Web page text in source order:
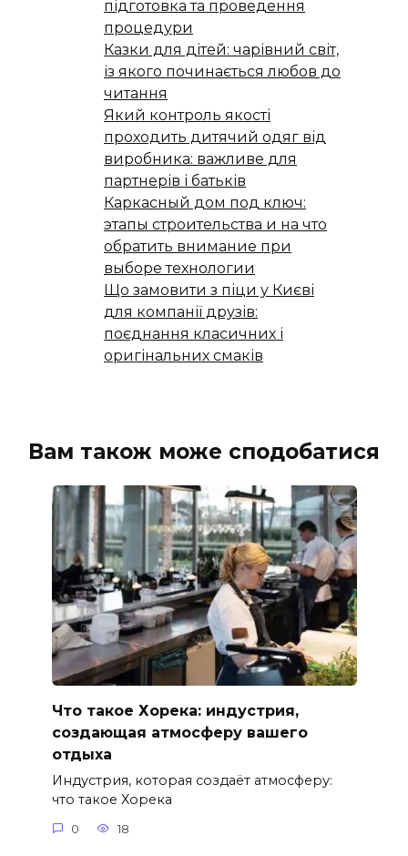
підготовка та проведення
процедури
Казки для дітей: чарівний світ,
із якого починається любов до
читання
Який контроль якості
проходить дитячий одяг від
виробника: важливе для
партнерів і батьків
Каркасный дом под ключ:
этапы строительства и на что
обратить внимание при
выборе технологии
Що замовити з піци у Києві
для компанії друзів:
поєднання класичних і
оригінальних смаків
Вам також може сподобатися
Что такое Хорека: индустрия,
создающая атмосферу вашего
отдыха
Индустрия, которая создаёт атмосферу:
что такое Хорека
0 18